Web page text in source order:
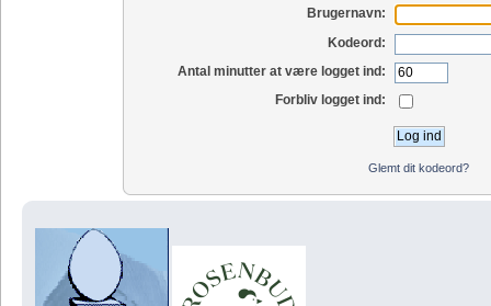
Brugernavn:
Kodeord:
Antal minutter at være logget ind:
Forbliv logget ind:
Glemt dit kodeord?